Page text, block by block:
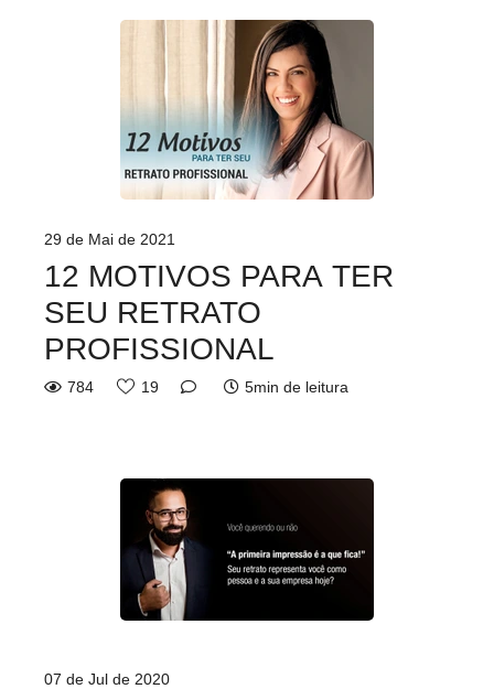
29 de Mai de 2021
12 MOTIVOS PARA TER
SEU RETRATO
PROFISSIONAL
784 19 5min de leitura
07 de Jul de 2020